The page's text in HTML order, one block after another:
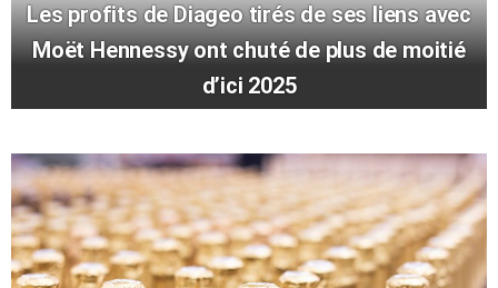
Les profits de Diageo tirés de ses liens avec
Moët Hennessy ont chuté de plus de moitié
d’ici 2025